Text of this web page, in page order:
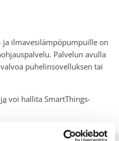
ilmavesilämpöpumpuille on
Palvelun avulla
puhelinsovelluksen tai
voi hallita SmartThings-